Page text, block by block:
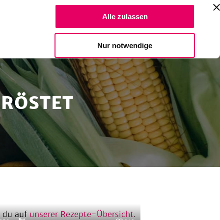
Alle zulassen
Nur notwendige
Spendiere einen Kaffee
Suche
du auf unserer Rezepte-Übersicht.